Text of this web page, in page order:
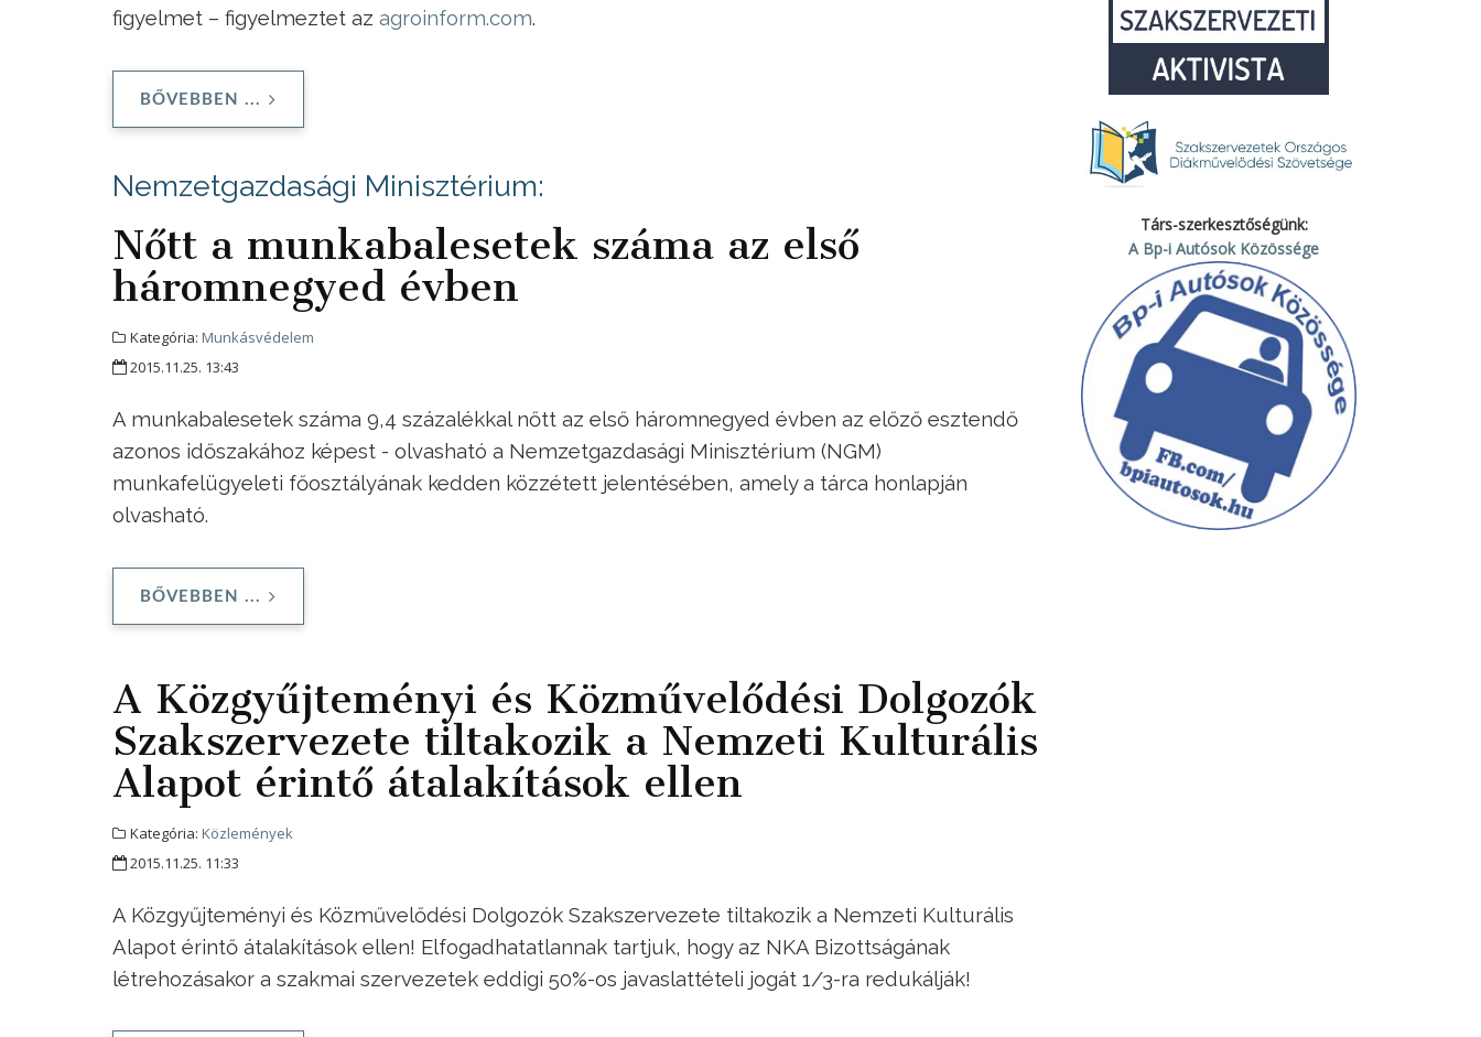
figyelmet – figyelmeztet az agroinform.com.
BŐVEBBEN ...
Nemzetgazdasági Minisztérium:
Nőtt a munkabalesetek száma az első
háromnegyed évben
Kategória: Munkásvédelem
2015.11.25. 13:43
A munkabalesetek száma 9,4 százalékkal nőtt az első háromnegyed évben az előző esztendő
azonos időszakához képest - olvasható a Nemzetgazdasági Minisztérium (NGM)
munkafelügyeleti főosztályának kedden közzétett jelentésében, amely a tárca honlapján
olvasható.
BŐVEBBEN ...
A Közgyűjteményi és Közművelődési Dolgozók
Szakszervezete tiltakozik a Nemzeti Kulturális
Alapot érintő átalakítások ellen
Kategória: Közlemények
2015.11.25. 11:33
A Közgyűjteményi és Közművelődési Dolgozók Szakszervezete tiltakozik a Nemzeti Kulturális
Alapot érintő átalakítások ellen! Elfogadhatatlannak tartjuk, hogy az NKA Bizottságának
létrehozásakor a szakmai szervezetek eddigi 50%-os javaslattételi jogát 1/3-ra redukálják!
Társ-szerkesztőségünk:
A Bp-i Autósok Közössége